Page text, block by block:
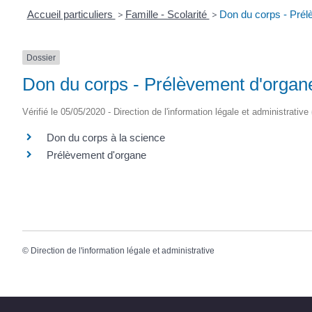
Accueil particuliers > Famille - Scolarité > Don du corps -
Dossier
Don du corps - Prélèvement
Vérifié le 05/05/2020 - Direction de l'information légale et administrative
Don du corps à la science
Prélèvement d'organe
© Direction de l'information légale et administrative